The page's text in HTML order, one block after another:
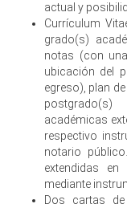
actual y
Currículum
grado(s)
notas (con
ubicación del
egreso), plan
académicas
respectivo
notario
extendidas en
mediante
Dos cartas